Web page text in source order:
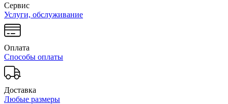
Сервис
Услуги, обслуживание
Оплата
Способы оплаты
Доставка
Любые размеры